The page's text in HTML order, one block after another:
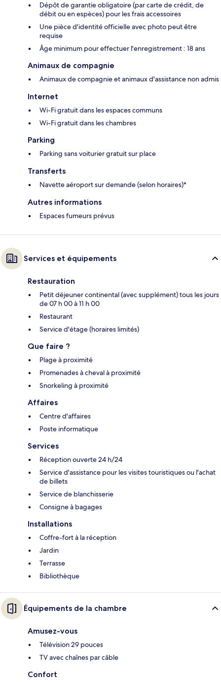
Dépôt de garantie obligatoire (par carte de crédit, de
débit ou en espèces) pour les frais accessoires
Une pièce d'identité officielle avec photo peut être
requise
Âge minimum pour effectuer l'enregistrement : 18 ans
Animaux de compagnie
Animaux de compagnie et animaux d'assistance non admis
Internet
Wi-Fi gratuit dans les espaces communs
Wi-Fi gratuit dans les chambres
Parking
Parking sans voiturier gratuit sur place
Transferts
Navette aéroport sur demande (selon horaires)*
Autres informations
Espaces fumeurs prévus
Services et équipements
Restauration
Petit déjeuner continental (avec supplément) tous les jours
de 07 h 00 à 11 h 00
Restaurant
Service d'étage (horaires limités)
Que faire ?
Plage à proximité
Promenades à cheval à proximité
Snorkeling à proximité
Affaires
Centre d'affaires
Poste informatique
Services
Réception ouverte 24 h/24
Service d'assistance pour les visites touristiques ou l'achat
de billets
Service de blanchisserie
Consigne à bagages
Installations
Coffre-fort à la réception
Jardin
Terrasse
Bibliothèque
Équipements de la chambre
Amusez-vous
Télévision 29 pouces
TV avec chaînes par câble
Confort